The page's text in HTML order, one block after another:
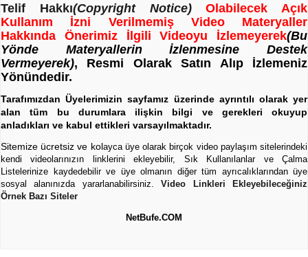
Telif Hakkı(Copyright Notice)
Olabilecek Açık
Kullanım İzni Verilmemiş Video Materyaller
Hakkında Önerimiz İlgili Videoyu İzlemeyerek(Bu
Yönde Materyallerin İzlenmesine Destek
Vermeyerek), Resmi Olarak Satın Alıp İzlemeniz
Yönündedir.
Tarafımızdan Üyelerimizin sayfamız üzerinde ayrıntılı olarak yer
alan tüm bu durumlara ilişkin bilgi ve gerekleri okuyup
anladıkları ve kabul ettikleri varsayılmaktadır.
Sitemize ücretsiz ve kolayca üye olarak birçok video paylaşım sitelerindeki
kendi videolarınızın linklerini ekleyebilir, Sık Kullanılanlar ve Çalma
Listelerinize kaydedebilir ve üye olmanın diğer tüm ayrıcalıklarından üye
sosyal alanınızda yararlanabilirsiniz.Video Linkleri Ekleyebileceğiniz
Örnek Bazı Siteler
NetBufe.COM